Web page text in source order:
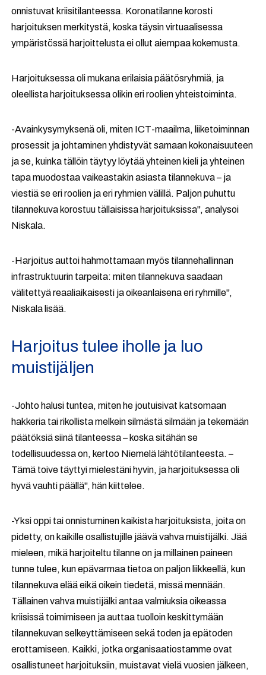
onnistuvat kriisitilanteessa. Koronatilanne korosti
harjoituksen merkitystä, koska täysin virtuaalisessa
ympäristössä harjoittelusta ei ollut aiempaa kokemusta.
Harjoituksessa oli mukana erilaisia päätösryhmiä, ja
oleellista harjoituksessa olikin eri roolien yhteistoiminta.
-Avainkysymyksenä oli, miten ICT-maailma, liiketoiminnan
prosessit ja johtaminen yhdistyvät samaan kokonaisuuteen
ja se, kuinka tällöin täytyy löytää yhteinen kieli ja yhteinen
tapa muodostaa vaikeastakin asiasta tilannekuva – ja
viestiä se eri roolien ja eri ryhmien välillä. Paljon puhuttu
tilannekuva korostuu tällaisissa harjoituksissa", analysoi
Niskala.
-Harjoitus auttoi hahmottamaan myös tilannehallinnan
infrastruktuurin tarpeita: miten tilannekuva saadaan
välitettyä reaaliaikaisesti ja oikeanlaisena eri ryhmille",
Niskala lisää.
Harjoitus tulee iholle ja luo
muistijäljen
-Johto halusi tuntea, miten he joutuisivat katsomaan
hakkeria tai rikollista melkein silmästä silmään ja tekemään
päätöksiä siinä tilanteessa – koska sitähän se
todellisuudessa on, kertoo Niemelä lähtötilanteesta. –
Tämä toive täyttyi mielestäni hyvin, ja harjoituksessa oli
hyvä vauhti päällä", hän kiittelee.
-Yksi oppi tai onnistuminen kaikista harjoituksista, joita on
pidetty, on kaikille osallistujille jäävä vahva muistijälki. Jää
mieleen, mikä harjoiteltu tilanne on ja millainen paineen
tunne tulee, kun epävarmaa tietoa on paljon liikkeellä, kun
tilannekuva elää eikä oikein tiedetä, missä mennään.
Tällainen vahva muistijälki antaa valmiuksia oikeassa
kriisissä toimimiseen ja auttaa tuolloin keskittymään
tilannekuvan selkeyttämiseen sekä toden ja epätoden
erottamiseen. Kaikki, jotka organisaatiostamme ovat
osallistuneet harjoituksiin, muistavat vielä vuosien jälkeen,